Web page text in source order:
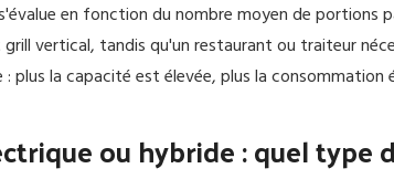
en fonction du nombre moyen de
vertical, tandis qu'un restaurant ou traiteur
: plus la capacité est élevée, plus la
ou hybride : quel type